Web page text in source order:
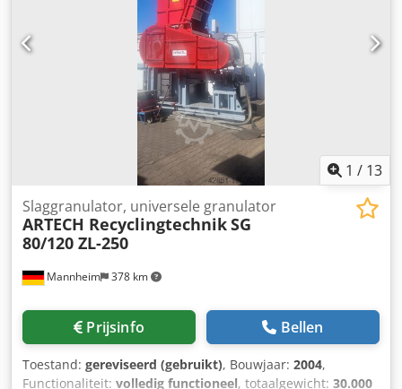
1 / 13
Mannheim 378 km
Slaggranulator, universele granulator
ARTECH RecyclingtechnikSG
80/120 ZL-250
Prijsinfo Bellen
Toestand: gereviseerd (gebruikt), Bouwjaar: 2004,
Functionaliteit: volledig functioneel, totaalgewicht: 30.000